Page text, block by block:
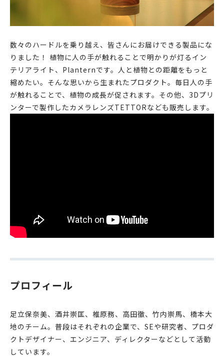
数々のハードルを乗り越え、皆さんにお届けできる製品にな
りました！ 植物に人の手が触れることで明かりが灯るイン
テリアライト、Planternです。人と植物との距離をもっと
縮めたい。そんな思いから生まれたプロダクト。毎日人の手
が触れることで、植物の成長が促されます。その他、3Dプリ
ンターで製作したカメラレンズTETTORなども販売します。
プロフィール
足立保奈美、酒井崇匡、椎原務、高田徹、竹内崇馬、橋本大
地のチーム。普段はそれぞれの企業で、SEや研究者、プロダ
クトデザイナー、エンジニア、ディレクターなどとして活動
しています。